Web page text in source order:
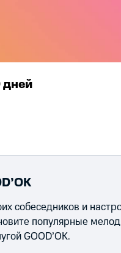
дней
собеседников и
популярные
GOOD’OK.